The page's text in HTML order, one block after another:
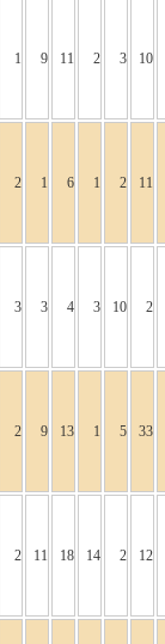
1 9 11 2 3 10
2 1 6 1 2 11
3 3 4 3 10 2
2 9 13 1 5 33
2 11 18 14 2 12